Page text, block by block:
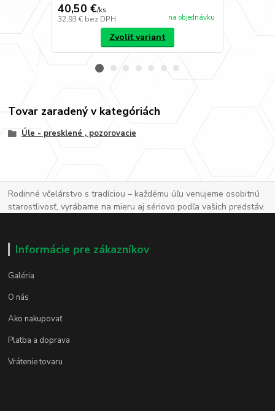
40,50 €/ks
32,93 € bez DPH na objednávku
Zvoliť variant
Tovar zaradený v kategóriách
Úle - presklené , pozorovacie
Rodinné včelárstvo s tradíciou – každému úľu venujeme osobitnú
starostlivosť, vyrábame na mieru aj sériovo podľa vašich predstáv.
Informácie pre zákazníkov
Galéria
O nás
Ako nakupovať
Platba a doprava
Vrátenie tovaru